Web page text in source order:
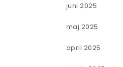
juni 2025
maj 2025
april 2025